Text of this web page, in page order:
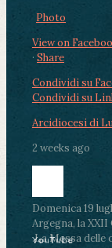
Photo
View on
· Share
Condividi su
Condividi su
Arcidiocesi di
2 weeks ago
Domenica 19
Argegna, la
.La Messa delle
YouTube